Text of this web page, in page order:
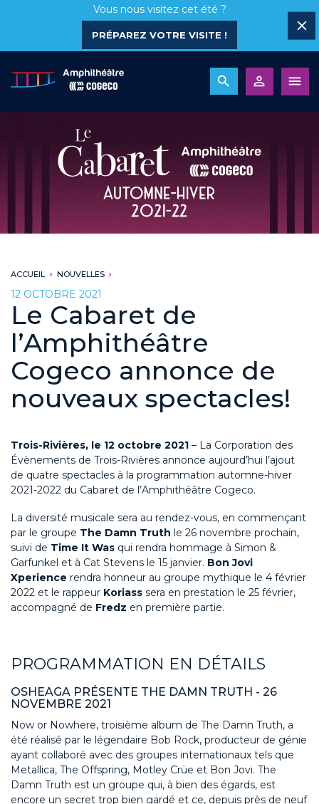
Vous nous visitez cet été ?
PRÉPAREZ VOTRE VISITE !
ACCUEIL NOUVELLES
12 OCTOBRE 2021
Le Cabaret de
l’Amphithéâtre
Cogeco annonce de
nouveaux spectacles!
Trois-Rivières, le 12 octobre 2021 – La Corporation des
Évènements de Trois-Rivières annonce aujourd’hui l’ajout
de quatre spectacles à la programmation automne-hiver
2021-2022 du Cabaret de l’Amphithéâtre Cogeco.
La diversité musicale sera au rendez-vous, en commençant
par le groupe The Damn Truth le 26 novembre prochain,
suivi de Time It Was qui rendra hommage à Simon &
Garfunkel et à Cat Stevens le 15 janvier. Bon Jovi
Xperience rendra honneur au groupe mythique le 4 février
2022 et le rappeur Koriass sera en prestation le 25 février,
accompagné de Fredz en première partie.
PROGRAMMATION EN DÉTAILS
OSHEAGA PRÉSENTE THE DAMN TRUTH - 26
NOVEMBRE 2021
Now or Nowhere, troisième album de The Damn Truth, a
été réalisé par le légendaire Bob Rock, producteur de génie
ayant collaboré avec des groupes internationaux tels que
Metallica, The Offspring, Motley Crüe et Bon Jovi. The
Damn Truth est un groupe qui, à bien des égards, est
encore un secret trop bien gardé et ce, depuis près de neuf